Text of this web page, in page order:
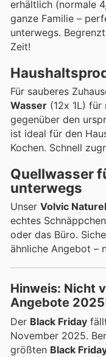
erhältlich (normale
ganze Familie –
unterwegs.
Zeit!
Für sauberes
Wasser (12x 1L) für
gegenüber den
ist ideal für den
Kochen. Schnell
Quellwasser
unterwegs
Unser Volvic
echtes
oder das Büro.
ähnliche Angebot –
Hinweis: Nicht
Angebote
Der Black Friday
November 2025.
größten Black